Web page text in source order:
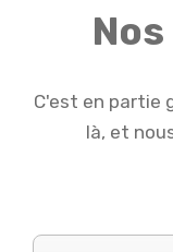
Nos
C'est en partie
là, et